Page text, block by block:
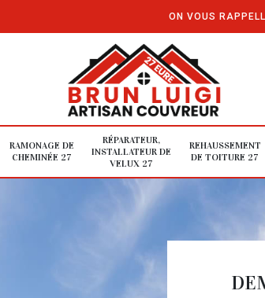
ON VOUS
RAMONAGE DE
CHEMINÉE 27
RÉPARATEUR,
INSTALLATEUR DE
VELUX 27
REHAUSSEMENT
DE TOITURE 27